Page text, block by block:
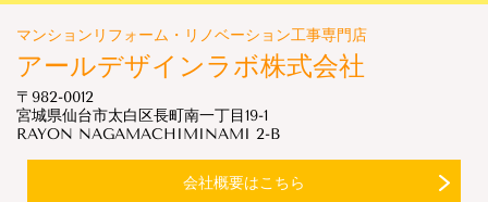
マンションリフォーム・リノベーション工事専門店
アールデザインラボ株式会社
〒982-0012
宮城県仙台市太白区長町南一丁目19-1
RAYON NAGAMACHIMINAMI 2-B
会社概要はこちら